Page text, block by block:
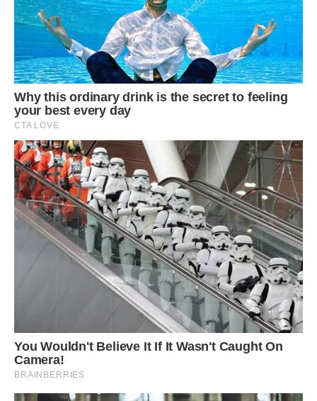
– А який для мене? – запитала не менше уїдливо. –
Змилуйся, мамо, і так нудно…
– А тепер ти залишилася одна з дитиною на руках, –
продовжувала вона, як ні в чому не бувало. – А самотній
переконаєшся на власній шкурі…
Мама наполягла, щоб ми з донькою переїхали до неї, а ту
квартиру здавали в оренду. Вона забирала Катрусю з
садка, готувала обіди і вечері, читала їй. А я робила
кар’єру! У той час головними для мене були дитина,
робота, будинок. Але раптом в нашій фірмі з’явився
Хлопець відразу мені сподобався, та й я йому теж. Любов
звалилася несподівано, розбудила бажання, що заснули.
Кожен день я мчала з дому, як на крилах, бо знала, що
зустріч ЙОГО. Згодом нам перестало вистачати поглядів,
посмішок і sms-ок. Ми обидва хотіли чогось більшого.
Однак була одна проблема – мама, яка не раз давала
зрозуміти, що після розлучення я повинна повністю
присвятити себе дитині, як це зробили колись і вона, і